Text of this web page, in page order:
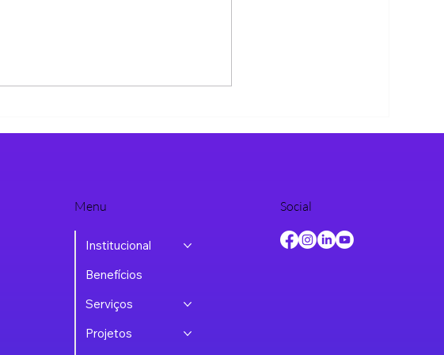
Menu
Institucional
Benefícios
Serviços
Projetos
Social